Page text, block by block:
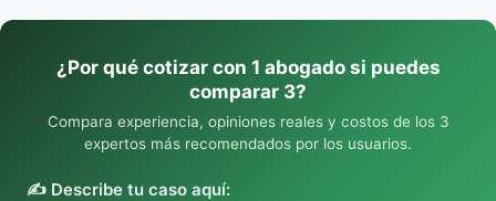
¿Por qué cotizar con 1 abogado si puedes
comparar 3?
Compara experiencia, opiniones reales y costos de los 3
expertos más recomendados por los usuarios.
✍️ Describe tu caso aquí: